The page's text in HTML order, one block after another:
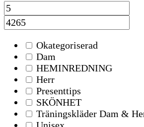
Okategoriserad
Dam
HEMINREDNING
Herr
Presenttips
SKÖNHET
Träningskläder Dam &